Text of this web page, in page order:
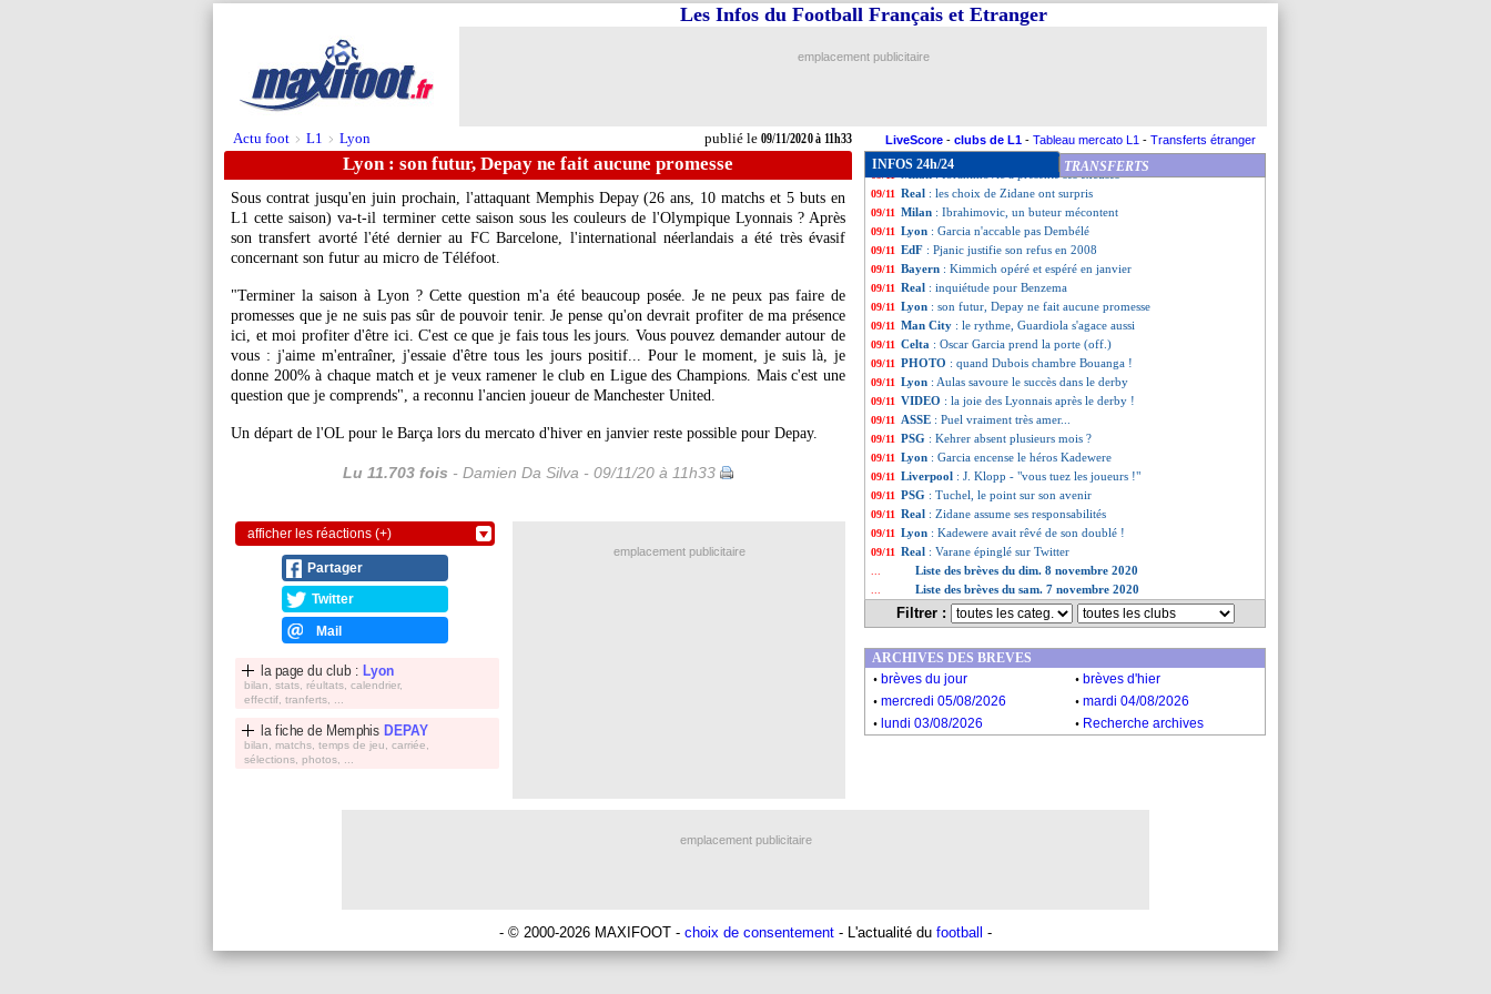
Actu foot > L1 > Lyon publié le 09/11/2020 à 11h33
Les Infos du Football Français et Etranger
emplacement publicitaire
LiveScore - clubs de L1 - Tableau mercato L1 - Transferts étranger
Lyon : son futur, Depay ne fait aucune promesse
Sous contrat jusqu'en juin prochain, l'attaquant Memphis Depay(26 ans, 10 matchs et 5 buts en
L1 cette saison) va-t-il terminer cette saison sous les couleurs de l'Olympique Lyonnais ? Après
son transfert avorté l'été dernier au FC Barcelone, l'international néerlandais a été très évasif
concernant son futur au micro de Téléfoot.
"Terminer la saison à Lyon ? Cette question m'a été beaucoup posée. Je ne peux pas faire de
promesses que je ne suis pas sûr de pouvoir tenir. Je pense qu'on devrait profiter de ma présence
ici, et moi profiter d'être ici. C'est ce que je fais tous les jours. Vous pouvez demander autour de
vous : j'aime m'entraîner, j'essaie d'être tous les jours positif... Pour le moment, je suis là, je
donne 200% à chaque match et je veux ramener le club en Ligue des Champions. Mais c'est une
question que je comprends", a reconnu l'ancien joueur de Manchester United.
Un départ de l'OL pour le Barça lors du mercato d'hiver en janvier reste possible pour Depay.
Lu 11.703 fois - Damien Da Silva - 09/11/20 à 11h33
afficher les réactions (+)
Partager
Twitter
Mail
la page du club : Lyon
bilan, stats, réultats, calendrier,
effectif, tranferts, ...
la fiche de Memphis DEPAY
bilan, matchs, temps de jeu, carriée,
sélections, photos, ...
INFOS 24h/24 TRANSFERTS
09/11 Barça: Fati, c'est bien 4 mois !
09/11 Tottenham: Mourinho refuse de s'enflammer
09/11 Formation
09/11 Real: coup dur pour Valverde ?
09/11 Lyon: l'incroyable inefficacité de Dembélé
: Ibrahimovic a présenté ses excuses
09/11 Real : les choix de Zidane ont surpris
09/11 Milan : Ibrahimovic, un buteur mécontent
09/11 Lyon : Garcia n'accable pas Dembélé
09/11 EdF : Pjanic justifie son refus en 2008
09/11 Bayern : Kimmich opéré et espéré en janvier
09/11 Real : inquiétude pour Benzema
09/11 Lyon : son futur, Depay ne fait aucune promesse
09/11 Man City : le rythme, Guardiola s'agace aussi
09/11 Celta : Oscar Garcia prend la porte (off.)
09/11 PHOTO : quand Dubois chambre Bouanga !
09/11 Lyon : Aulas savoure le succès dans le derby
09/11 VIDEO : la joie des Lyonnais après le derby !
09/11 ASSE : Puel vraiment très amer...
09/11 PSG : Kehrer absent plusieurs mois ?
09/11 Lyon : Garcia encense le héros Kadewere
09/11 Liverpool : J. Klopp - "vous tuez les joueurs !"
09/11 PSG : Tuchel, le point sur son avenir
09/11 Real : Zidane assume ses responsabilités
09/11 Lyon : Kadewere avait rêvé de son doublé !
09/11 Real : Varane épinglé sur Twitter
Liste des brèves du dim. 8 novembre 2020
Liste des brèves du sam. 7 novembre 2020
Filtrer :
emplacement publicitaire
ARCHIVES DES BREVES
. brèves du jour . brèves d'hier
. mercredi 05/08/2026 . mardi 04/08/2026
. lundi 03/08/2026 . Recherche archives
emplacement publicitaire
- © 2000-2026 MAXIFOOT - choix de consentement - L'actualité du football -